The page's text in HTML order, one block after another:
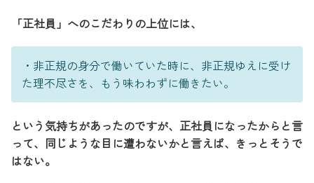
「正社員」へのこだわりの上位には、
・非正規の身分で働いていた時に、非正規ゆえに受け
た理不尽さを、もう味わわずに働きたい。
という気持ちがあったのですが、正社員になったからと言
って、同じような目に遭わないかと言えば、きっとそうで
はない。